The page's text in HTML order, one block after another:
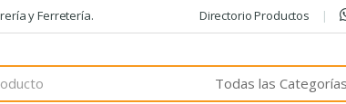
y Ferretería. Directorio Productos